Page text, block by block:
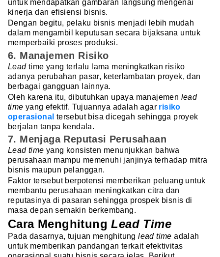
untuk mendapatkan gambaran langsung mengenai
kinerja dan efisiensi bisnis.
Dengan begitu, pelaku bisnis menjadi lebih mudah
dalam mengambil keputusan secara bijaksana untuk
memperbaiki proses produksi.
6. Manajemen Risiko
Lead time yang terlalu lama meningkatkan risiko
adanya perubahan pasar, keterlambatan proyek, dan
berbagai gangguan lainnya.
Oleh karena itu, dibutuhkan upaya manajemen lead
time yang efektif. Tujuannya adalah agar risiko
operasional tersebut bisa dicegah sehingga proyek
berjalan tanpa kendala.
7. Menjaga Reputasi Perusahaan
Lead time yang konsisten menunjukkan bahwa
perusahaan mampu memenuhi janjinya terhadap mitra
bisnis maupun pelanggan.
Faktor tersebut berpotensi memberikan peluang untuk
membantu perusahaan meningkatkan citra dan
reputasinya di pasaran sehingga prospek bisnis di
masa depan semakin berkembang.
Cara MenghitungLead Time
Pada dasarnya, tujuan menghitunglead timeadalah
untuk memberikan pandangan terkait efektivitas